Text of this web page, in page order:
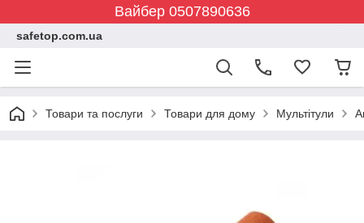
Вайбер 0507890636
safetop.com.ua
Товари та послуги Товари для дому Мультітули